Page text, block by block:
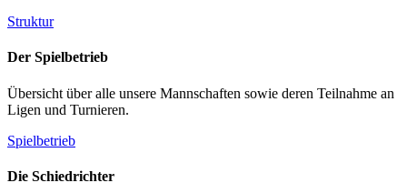
Struktur
Der Spielbetrieb
Übersicht über alle unsere Mannschaften sowie deren Teilnahme an
Ligen und Turnieren.
Spielbetrieb
Die Schiedrichter